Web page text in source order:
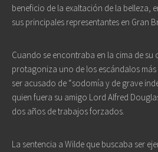
beneficio de la exaltación de la belleza,
sus principales representantes en Gran
Cuando se encontraba en la cima de su
protagoniza uno de los escándalos
ser acusado de “sodomía y de grave
quien fuera su amigo Lord Alfred
dos años de trabajos forzados.
La sentencia a Wilde que buscaba ser